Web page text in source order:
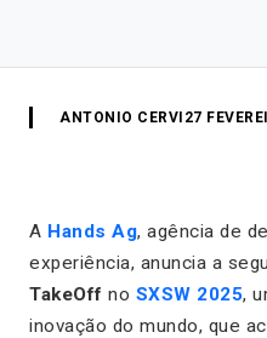
ANTONIO CERVI 27
A Hands Ag, agência de
experiência, anuncia a
TakeOff no SXSW 2025,
inovação do mundo, que